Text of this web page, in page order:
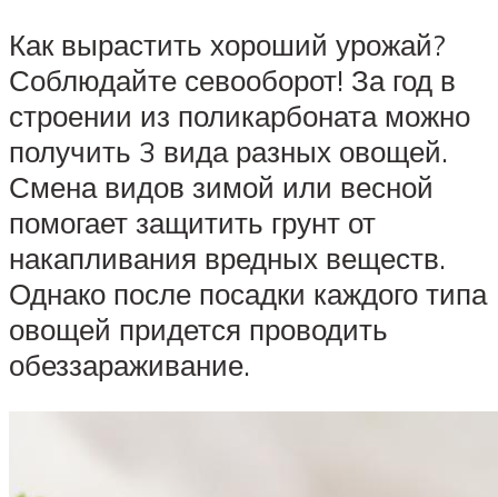
Как вырастить хороший урожай?
Соблюдайте севооборот! За год в
строении из поликарбоната можно
получить 3 вида разных овощей.
Смена видов зимой или весной
помогает защитить грунт от
накапливания вредных веществ.
Однако после посадки каждого типа
овощей придется проводить
обеззараживание.